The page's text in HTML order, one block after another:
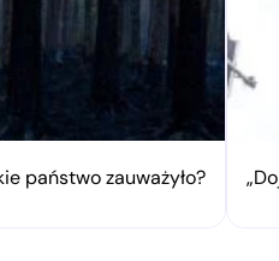
państwo zauważyło?